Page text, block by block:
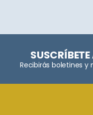
Recibirás boletines y